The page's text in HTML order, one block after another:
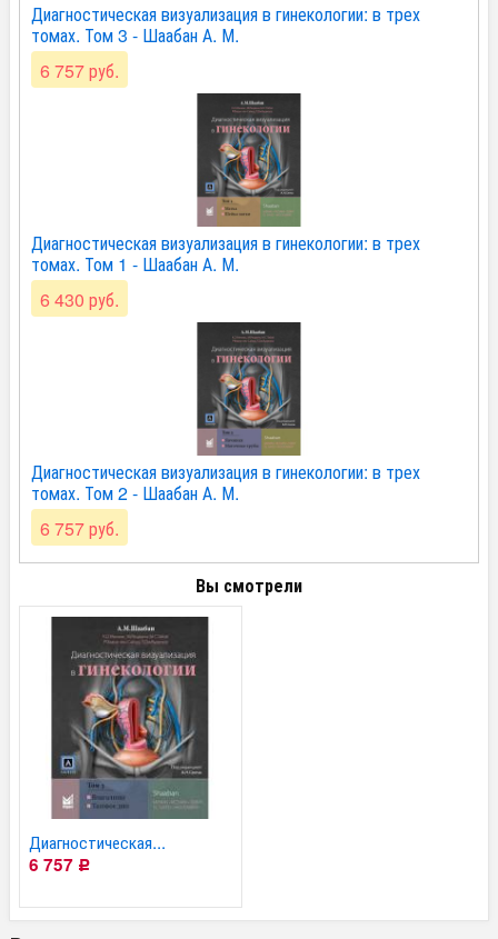
Диагностическая визуализация в гинекологии: в трех
томах. Том 3 - Шаабан А. М.
6 757 руб.
Диагностическая визуализация в гинекологии: в трех
томах. Том 1 - Шаабан А. М.
6 430 руб.
Диагностическая визуализация в гинекологии: в трех
томах. Том 2 - Шаабан А. М.
6 757 руб.
Вы смотрели
Диагностическая...
6 757 Р